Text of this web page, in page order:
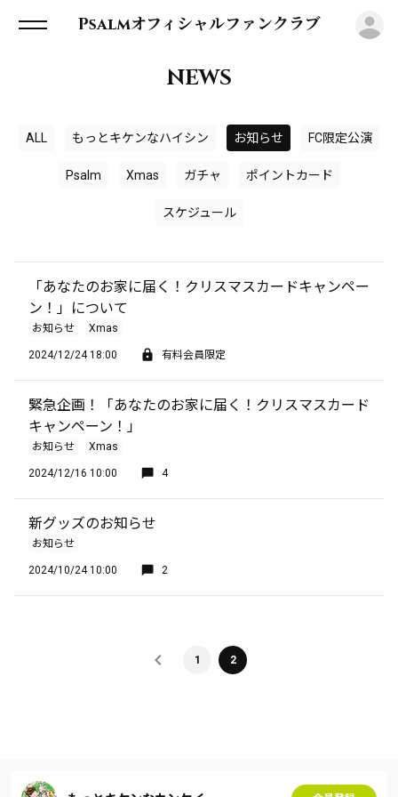
Psalmオフィシャルファンクラブ
NEWS
ALL もっとキケンなハイシン お知らせ FC限定公演
Psalm Xmas ガチャ ポイントカード
スケジュール
「あなたのお家に届く！クリスマスカードキャンペー
ン！」について
お知らせ Xmas
2024/12/24 18:00 有料会員限定
緊急企画！「あなたのお家に届く！クリスマスカード
キャンペーン！」
お知らせ Xmas
2024/12/16 10:00 4
新グッズのお知らせ
お知らせ
2024/10/24 10:00 2
1 2